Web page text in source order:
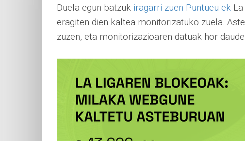
Duela egun batzuk iragarri zuen Puntueu-ek
eragiten dien kaltea monitorizatuko zuela.
zuzen, eta monitorizazioaren datuak hor